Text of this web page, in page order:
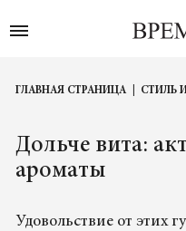
ГЛАВНАЯ СТРАНИЦА СТИЛЬ
Дольче вита:
ароматы
Удовольствие от этих